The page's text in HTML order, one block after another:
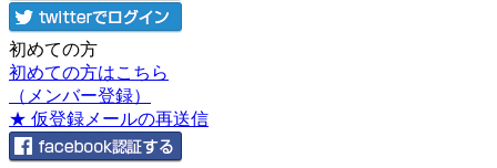
初めての方
初めての方はこちら
（メンバー登録）
★ 仮登録メールの再送信